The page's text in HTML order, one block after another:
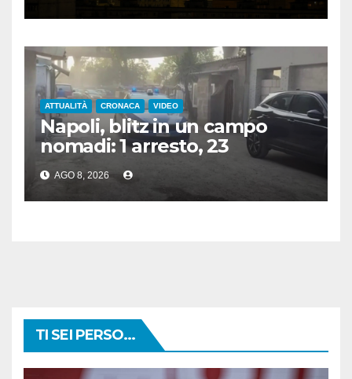
ATTUALITÀ CRONACA VIDEO
Napoli, blitz in un campo
nomadi: 1 arresto, 23
denunce e sequestro di armi
e rame
AGO 8, 2026
TI SEI PERSO...